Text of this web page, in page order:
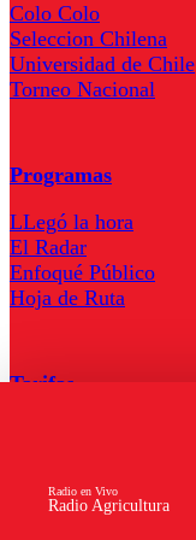
Radio Agricultura
Radio en Vivo
Colo Colo
Seleccion Chilena
Universidad de Chile
Torneo Nacional
Programas
LLegó la hora
El Radar
Enfoqué Público
Hoja de Ruta
Tarifas